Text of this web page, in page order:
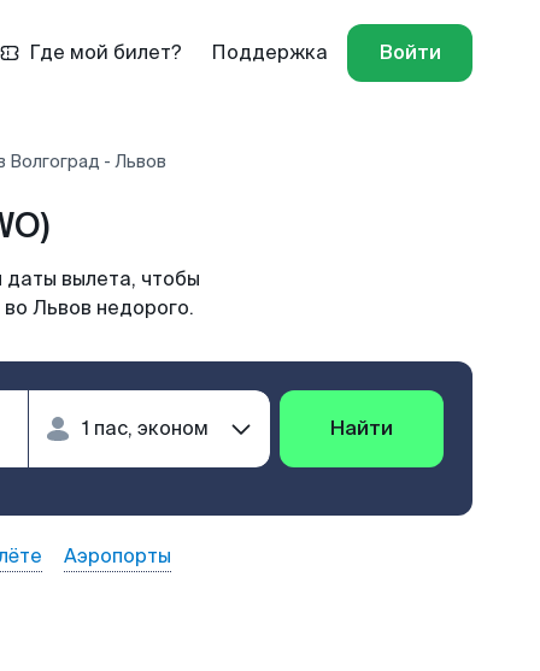
Где мой билет? Поддержка Войти
Волгоград - Львов
вылета, чтобы
Львов недорого.
Найти
Аэропорты